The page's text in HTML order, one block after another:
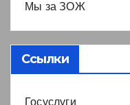
Мы за ЗОЖ
Ссылки
Госуслуги